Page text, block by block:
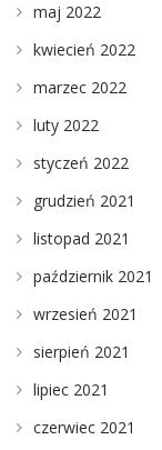
maj 2022
kwiecień 2022
marzec 2022
luty 2022
styczeń 2022
grudzień 2021
listopad 2021
październik 2021
wrzesień 2021
sierpień 2021
lipiec 2021
czerwiec 2021